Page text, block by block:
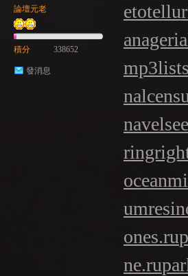
論壇元老
積分 338652
發消息
ones.ru
ne.ru